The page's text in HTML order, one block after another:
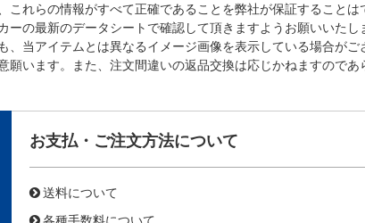
これらの情報がすべて正確であることを弊社が保証することは
ーの最新のデータシートで確認して頂きますようお願いいたし
、当アイテムとは異なるイメージ画像を表示している場合がご
願います。また、注文間違いの返品交換は応じかねますのであ
お支払・ご注文方法について
送料について
各種手数料について